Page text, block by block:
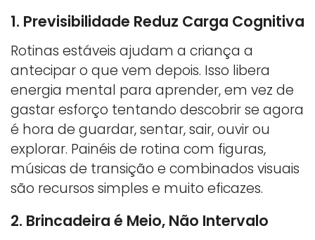
1. Previsibilidade Reduz Carga Cognitiva
Rotinas estáveis ajudam a criança a
antecipar o que vem depois. Isso libera
energia mental para aprender, em vez de
gastar esforço tentando descobrir se agora
é hora de guardar, sentar, sair, ouvir ou
explorar. Painéis de rotina com figuras,
músicas de transição e combinados visuais
são recursos simples e muito eficazes.
2. Brincadeira é Meio, Não Intervalo